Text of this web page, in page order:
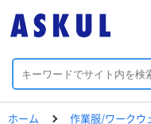
ホーム 作業服/ワークウ